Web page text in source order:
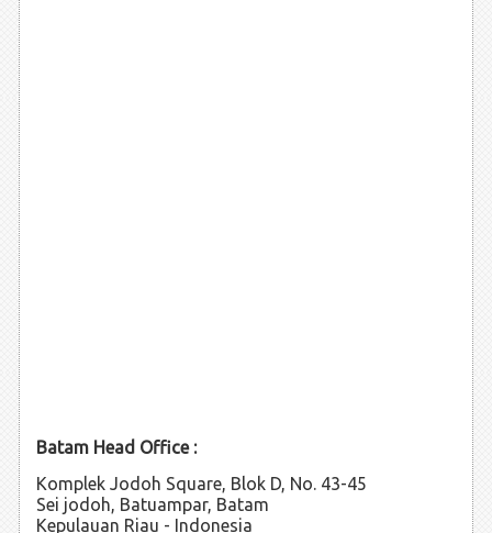
Batam Head Office :
Komplek Jodoh Square, Blok D, No. 43-45
Sei jodoh, Batuampar, Batam
Kepulauan Riau - Indonesia